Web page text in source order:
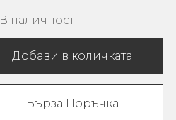
В наличност
Добави в количката
Бърза Поръчка